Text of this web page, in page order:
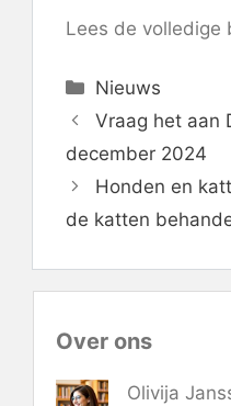
Lees de volledige
Categorieën
Nieuws
Vraag het aan
december 2024
Honden en
de katten
Over ons
Olivija